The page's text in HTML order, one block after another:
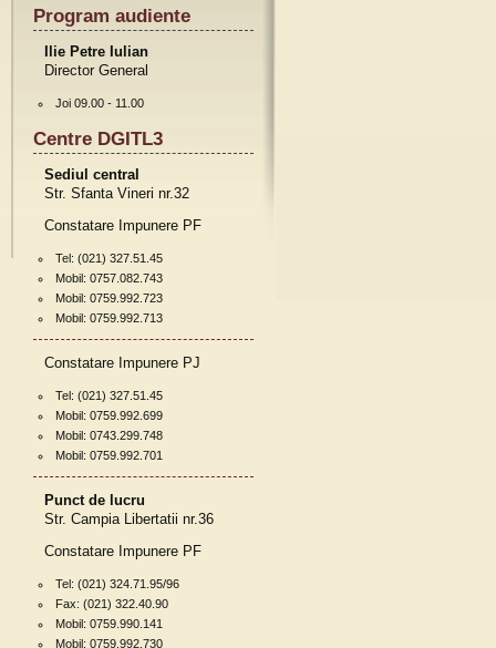
Program audiente
Ilie Petre Iulian
Director General
Joi 09.00 - 11.00
Centre DGITL3
Sediul central
Str. Sfanta Vineri nr.32
Constatare Impunere PF
Tel: (021) 327.51.45
Mobil: 0757.082.743
Mobil: 0759.992.723
Mobil: 0759.992.713
Constatare Impunere PJ
Tel: (021) 327.51.45
Mobil: 0759.992.699
Mobil: 0743.299.748
Mobil: 0759.992.701
Punct de lucru
Str. Campia Libertatii nr.36
Constatare Impunere PF
Tel: (021) 324.71.95/96
Fax: (021) 322.40.90
Mobil: 0759.990.141
Mobil: 0759.992.730